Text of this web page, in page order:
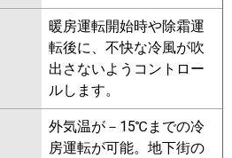
暖房運転開始時や除霜運
転後に、不快な冷風が吹
出さないようコントロー
ルします。
外気温が－15℃までの冷
房運転が可能。地下街の